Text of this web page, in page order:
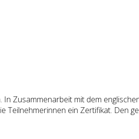
Zusammenarbeit mit dem
Teilnehmerinnen ein Zertifikat. Den